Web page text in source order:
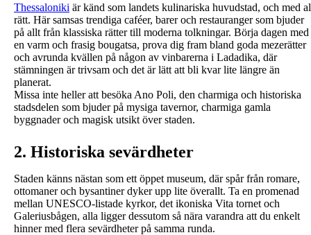
Thessaloniki är känd som landets kulinariska huvudstad, och med
rätt. Här samsas trendiga caféer, barer och restauranger som bjuder
på allt från klassiska rätter till moderna tolkningar. Börja dagen med
en varm och frasig bougatsa, prova dig fram bland goda mezerätter
och avrunda kvällen på någon av vinbarerna i Ladadika, där
stämningen är trivsam och det är lätt att bli kvar lite längre än
planerat.
Missa inte heller att besöka Ano Poli, den charmiga och historiska
stadsdelen som bjuder på mysiga tavernor, charmiga gamla
byggnader och magisk utsikt över staden.
2. Historiska sevärdheter
Staden känns nästan som ett öppet museum, där spår från romare,
ottomaner och bysantiner dyker upp lite överallt. Ta en promenad
mellan UNESCO‑listade kyrkor, det ikoniska Vita tornet och
Galeriusbågen, alla ligger dessutom så nära varandra att du enkelt
hinner med flera sevärdheter på samma runda.